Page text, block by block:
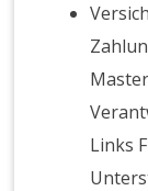
Links